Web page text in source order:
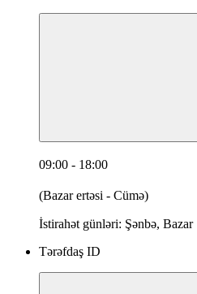
09:00 - 18:00
(Bazar ertəsi - Cümə)
İstirahət günləri: Şənbə, Bazar
Tərəfdaş ID